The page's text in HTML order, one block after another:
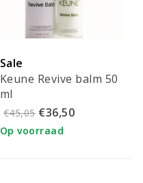
Sale
Keune Revive balm 50
ml
€45,05 €36,50
Op voorraad